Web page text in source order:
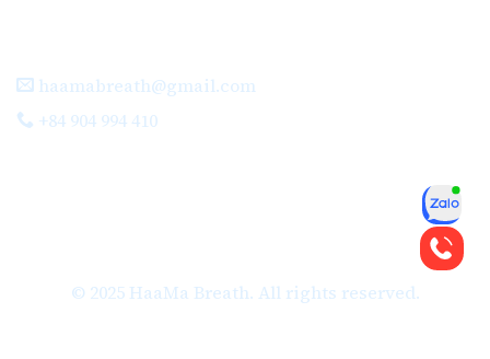
haamabreath@gmail.com
+84 904 994 410
© 2025 HaaMa Breath. All rights reserved.